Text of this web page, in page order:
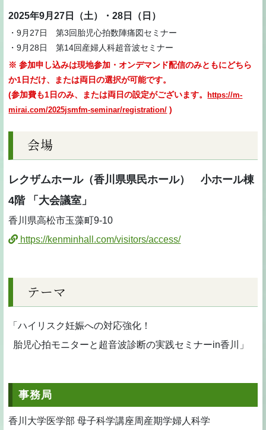
2025年9月27日（土）・28日（日）
・9月27日 第3回胎児心拍数陣痛図セミナー
・9月28日 第14回産婦人科超音波セミナー
※ 参加申し込みは現地参加・オンデマンド配信のみともにどちら
か1日だけ、または両日の選択が可能です。
(参加費も1日のみ、または両日の設定がございます。https://m-
mirai.com/2025jsmfm-seminar/registration/ )
会場
レクザムホール（香川県県民ホール） 小ホール棟
4階 「大会議室」
香川県高松市玉藻町9-10
https://kenminhall.com/visitors/access/
テーマ
「ハイリスク妊娠への対応強化！
胎児心拍モニターと超音波診断の実践セミナーin香川」
事務局
香川大学医学部 母子科学講座周産期学婦人科学